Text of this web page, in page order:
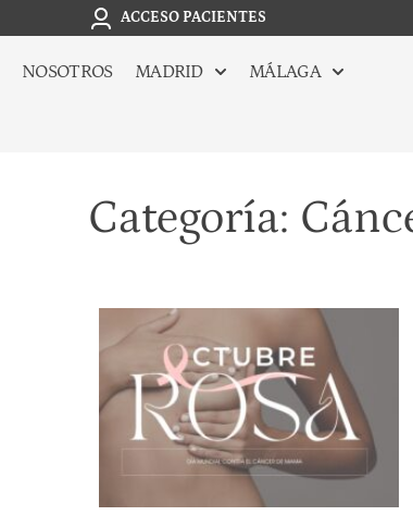
ACCESO PACIENTES
NOSOTROS MADRID MÁLAGA
Categoría: